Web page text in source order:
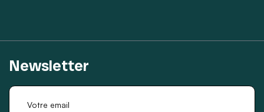
Newsletter